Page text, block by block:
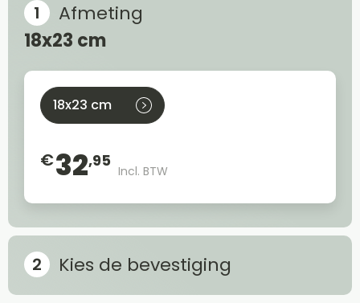
Afmeting
18x23 cm
18x23 cm
€32,95
Incl. BTW
Kies de bevestiging